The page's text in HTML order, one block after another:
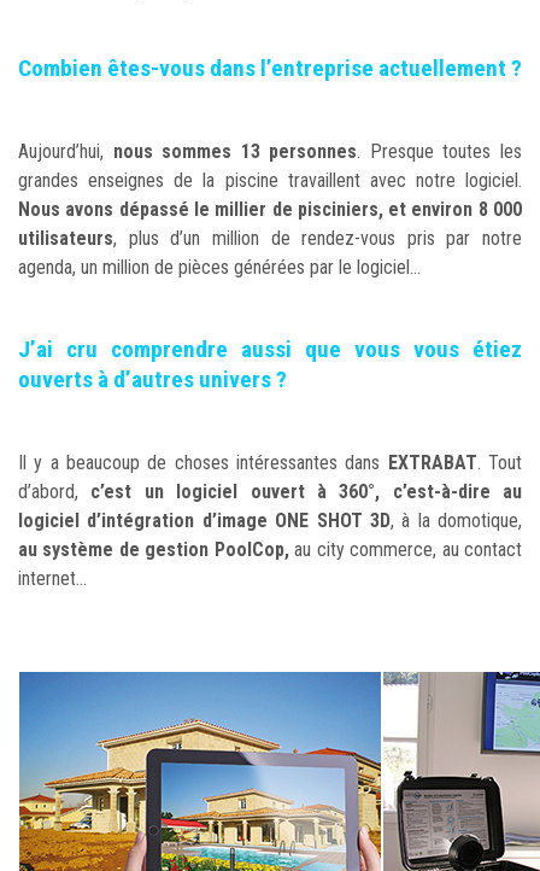
Combien êtes-vous dans l’entreprise actuellement ?
Aujourd’hui, nous sommes 13 personnes. Presque toutes les
grandes enseignes de la piscine travaillent avec notre logiciel.
Nous avons dépassé le millier de pisciniers, et environ 8 000
utilisateurs, plus d’un million de rendez-vous pris par notre
agenda, un million de pièces générées par le logiciel...
J’ai cru comprendre aussi que vous vous étiez
ouverts à d’autres univers ?
Il y a beaucoup de choses intéressantes dans EXTRABAT. Tout
d’abord, c’est un logiciel ouvert à 360°, c’est-à-dire au
logiciel d’intégration d’image ONE SHOT 3D, à la domotique,
au système de gestion PoolCop,au city commerce, au contact
internet...